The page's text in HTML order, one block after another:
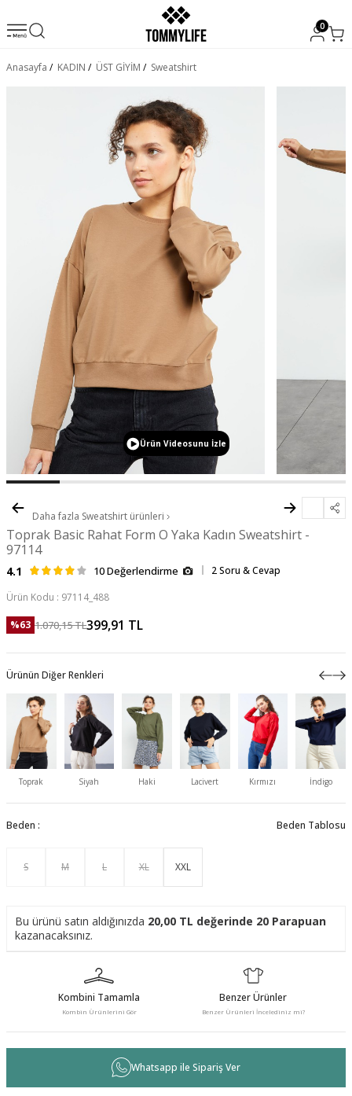
0
Anasayfa / KADIN / ÜST GİYİM / Sweatshirt
Ürün Videosunu İzle
Daha fazla Sweatshirt ürünleri
Toprak Basic Rahat Form O Yaka Kadın Sweatshirt -
97114
4.1 10 Değerlendirme
2 Soru & Cevap
Ürün Kodu : 97114_488
%63 1.070,15TL399,91 TL
Ürünün Diğer Renkleri
Toprak Siyah Haki Lacivert Kırmızı İndigo
Beden : Beden Tablosu
S M L XL XXL
Bu ürünü satın aldığınızda 20,00 TL değerinde 20 Parapuan
kazanacaksınız.
Kombini Tamamla
Kombin Ürünlerini Gör
Benzer Ürünler
Benzer Ürünleri İncelediniz mi?
Whatsapp ile Sipariş Ver